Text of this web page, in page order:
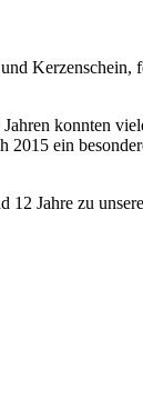
Kerzenschein,
konnten
2015 ein
Jahre zu